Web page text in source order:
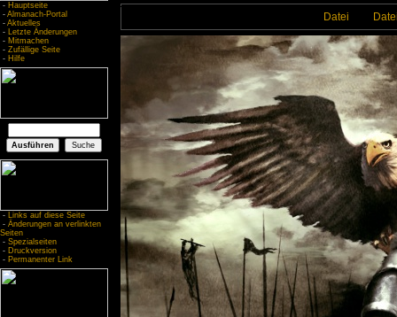
- Hauptseite
- Almanach-Portal
- Aktuelles
- Letzte Änderungen
- Mitmachen
- Zufällige Seite
- Hilfe
- Links auf diese Seite
- Änderungen an verlinkten
Seiten
- Spezialseiten
- Druckversion
- Permanenter Link
Datei